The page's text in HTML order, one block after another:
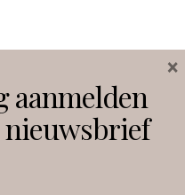
Facebook
aanmelden
×